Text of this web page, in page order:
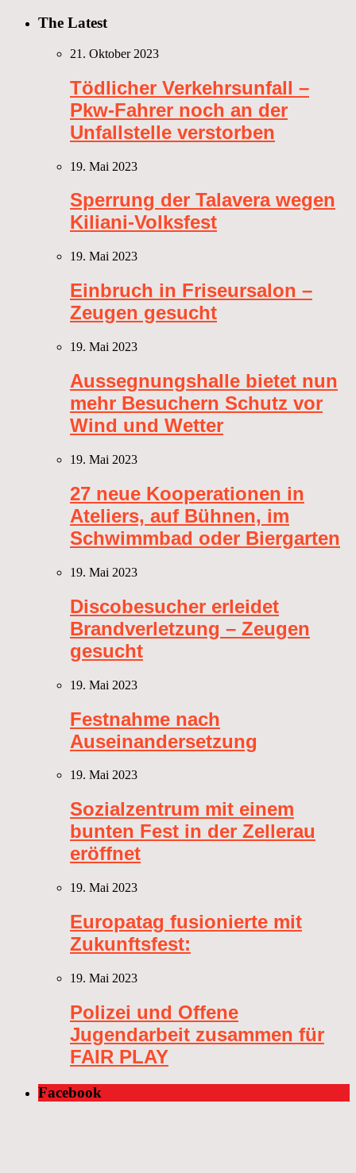
The Latest
21. Oktober 2023
Tödlicher Verkehrsunfall –
Pkw-Fahrer noch an der
Unfallstelle verstorben
19. Mai 2023
Sperrung der Talavera wegen
Kiliani-Volksfest
19. Mai 2023
Einbruch in Friseursalon –
Zeugen gesucht
19. Mai 2023
Aussegnungshalle bietet nun
mehr Besuchern Schutz vor
Wind und Wetter
19. Mai 2023
27 neue Kooperationen in
Ateliers, auf Bühnen, im
Schwimmbad oder Biergarten
19. Mai 2023
Discobesucher erleidet
Brandverletzung – Zeugen
gesucht
19. Mai 2023
Festnahme nach
Auseinandersetzung
19. Mai 2023
Sozialzentrum mit einem
bunten Fest in der Zellerau
eröffnet
19. Mai 2023
Europatag fusionierte mit
Zukunftsfest:
19. Mai 2023
Polizei und Offene
Jugendarbeit zusammen für
FAIR PLAY
Facebook